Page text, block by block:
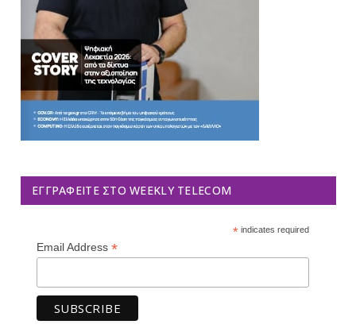
ΕΓΓΡΑΦΕΊΤΕ ΣΤΟ WEEKLY TELECOM
*indicates required
Email Address *